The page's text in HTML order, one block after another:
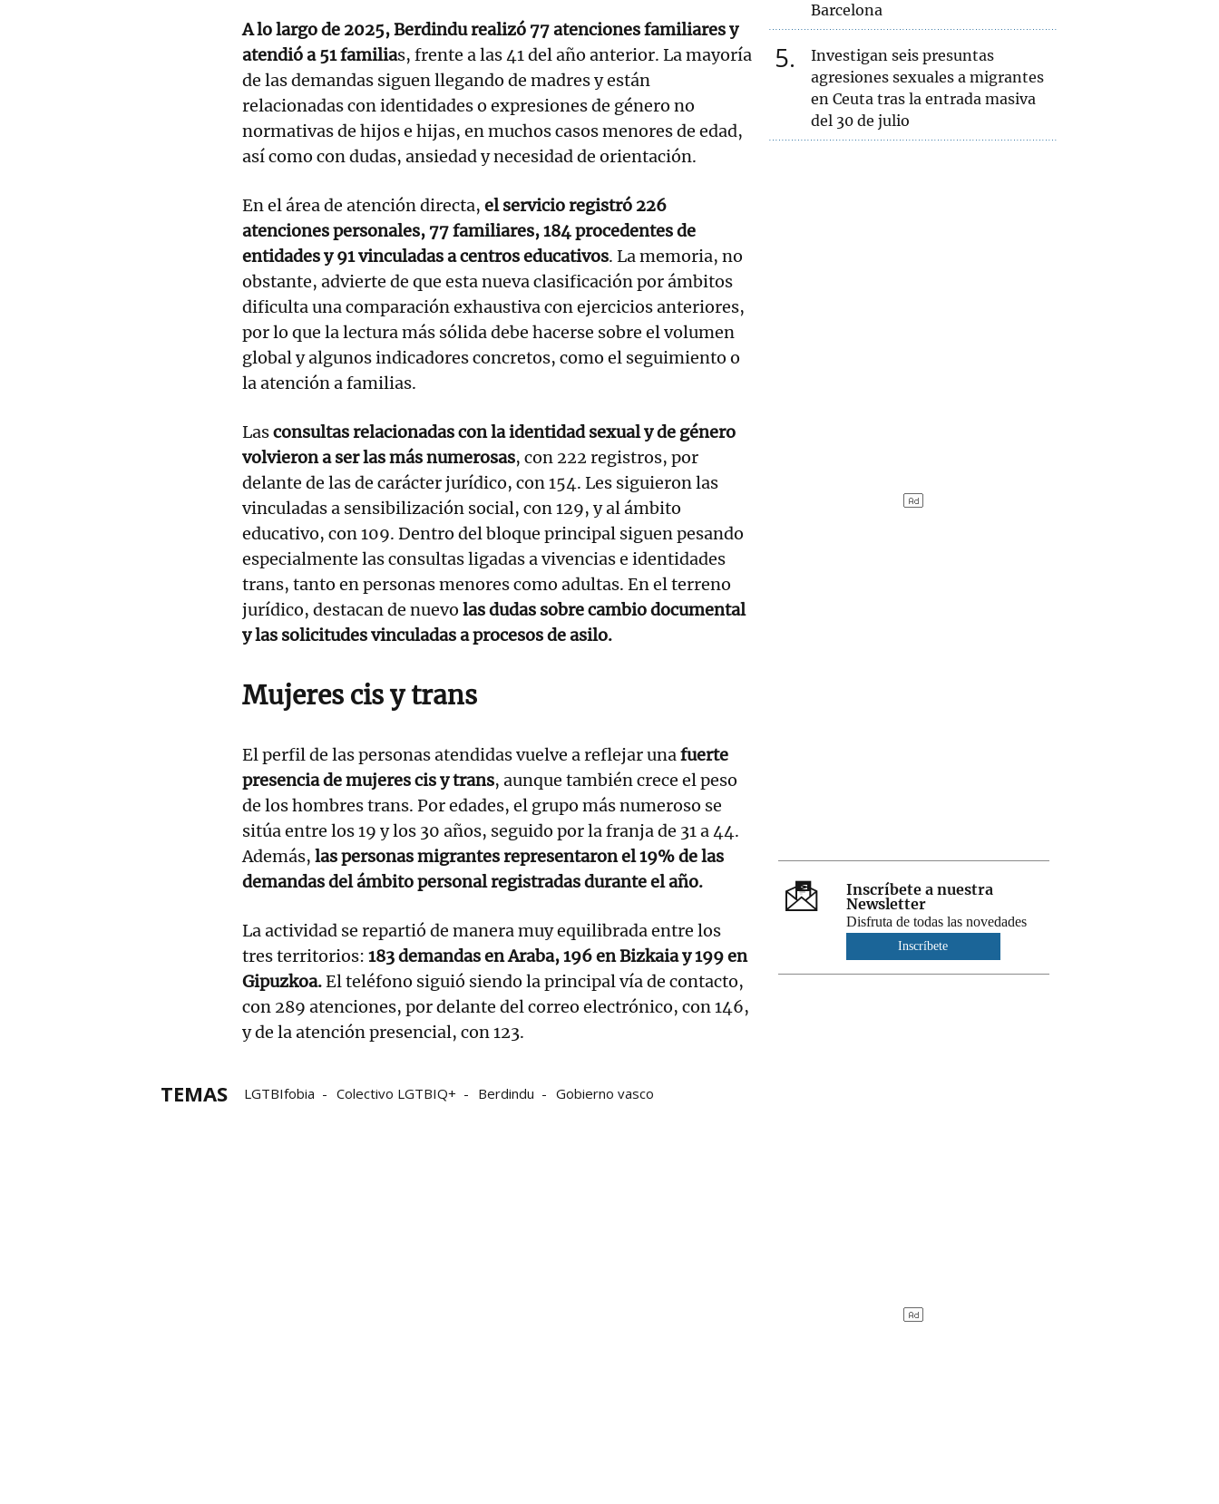
A lo largo de 2025, Berdindu realizó 77 atenciones familiares y
atendió a 51 familias, frente a las 41 del año anterior. La mayoría
de las demandas siguen llegando de madres y están
relacionadas con identidades o expresiones de género no
normativas de hijos e hijas, en muchos casos menores de edad,
así como con dudas, ansiedad y necesidad de orientación.
En el área de atención directa, el servicio registró 226
atenciones personales, 77 familiares, 184 procedentes de
entidades y 91 vinculadas a centros educativos. La memoria, no
obstante, advierte de que esta nueva clasificación por ámbitos
dificulta una comparación exhaustiva con ejercicios anteriores,
por lo que la lectura más sólida debe hacerse sobre el volumen
global y algunos indicadores concretos, como el seguimiento o
la atención a familias.
Lasconsultas relacionadas con la identidad sexual y de género
volvieron a ser las más numerosas, con 222 registros, por
delante de las de carácter jurídico, con 154. Les siguieron las
vinculadas a sensibilización social, con 129, y al ámbito
educativo, con 109. Dentro del bloque principal siguen pesando
especialmente las consultas ligadas a vivencias e identidades
trans, tanto en personas menores como adultas. En el terreno
jurídico, destacan de nuevo las dudas sobre cambio documental
y las solicitudes vinculadas a procesos de asilo.
Mujeres cis y trans
El perfil de las personas atendidas vuelve a reflejar unafuerte
presencia de mujeres cis y trans, aunque también crece el peso
de los hombres trans. Por edades, el grupo más numeroso se
sitúa entre los 19 y los 30 años, seguido por la franja de 31 a 44.
Además, las personas migrantes representaron el 19% de las
demandas del ámbito personal registradas durante el año.
La actividad se repartió de manera muy equilibrada entre los
tres territorios: 183 demandas en Araba, 196 en Bizkaia y 199 en
Gipuzkoa.El teléfono siguió siendo la principal vía de contacto,
con 289 atenciones, por delante del correo electrónico, con 146,
y de la atención presencial, con 123.
TEMAS LGTBIfobia Colectivo LGTBIQ+ Berdindu Gobierno vasco
Barcelona
5
Investigan seis presuntas
agresiones sexuales a migrantes
en Ceuta tras la entrada masiva
del 30 de julio
Inscríbete a nuestra
Newsletter
Disfruta de todas las novedades
Inscríbete